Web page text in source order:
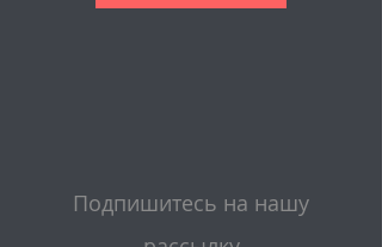
Подпишитесь на нашу